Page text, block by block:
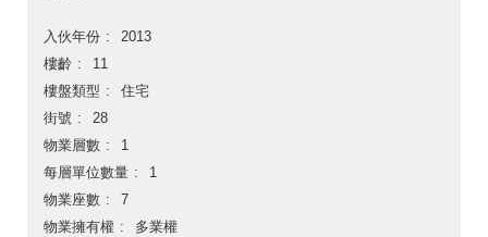
入伙年份
2013
樓齡
11
樓盤類型
住宅
街號
28
物業層數
1
每層單位數量
1
物業座數
7
物業擁有權
多業權